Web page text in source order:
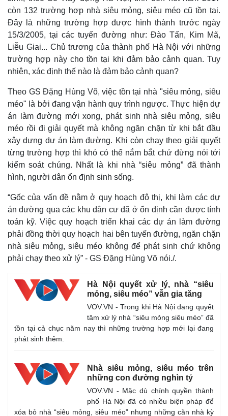
Chứng khoán
Giá cà phê
còn 132 trường hợp nhà siêu mỏng, siêu méo cũ tồn tại.
Đây là những trường hợp được hình thành trước ngày
15/3/2005, tại các tuyến đường như: Đào Tấn, Kim Mã,
Liễu Giai... Chủ trương của thành phố Hà Nội với những
trường hợp này cho tồn tại khi đảm bảo cảnh quan. Tuy
nhiên, xác định thế nào là đảm bảo cảnh quan?
Theo GS Đặng Hùng Võ, việc tồn tại nhà "siêu mỏng, siêu
méo" là bởi đang vận hành quy trình ngược. Thực hiện dự
án làm đường mới xong, phát sinh nhà siêu mỏng, siêu
méo rồi đi giải quyết mà không ngăn chặn từ khi bắt đầu
xây dựng dự án làm đường. Khi còn chạy theo giải quyết
từng trường hợp thì khó có thể nắm bắt chứ đừng nói tới
kiểm soát chúng. Nhất là khi nhà “siêu mỏng” đã thành
hình, người dân ổn định sinh sống.
“Gốc của vấn đề nằm ở quy hoạch đô thị, khi làm các dự
án đường qua các khu dân cư đã ở ổn định cần được tính
toán kỹ. Việc quy hoạch triển khai các dự án làm đường
phải đồng thời quy hoạch hai bên tuyến đường, ngăn chặn
nhà siêu mỏng, siêu méo không để phát sinh chứ không
phải chạy theo xử lý” - GS Đặng Hùng Võ nói./.
Hà Nội quyết xử lý, nhà “siêu
mỏng, siêu méo” vẫn gia tăng
VOV.VN - Trong khi Hà Nội đang quyết
tâm xử lý nhà “siêu mỏng siêu méo” đã
tồn tại cả chục năm nay thì những trường hợp mới lại đang
phát sinh thêm.
Nhà siêu mỏng, siêu méo trên
những con đường nghìn tỷ
VOV.VN - Mặc dù chính quyền thành
phố Hà Nội đã có nhiều biện pháp để
xóa bỏ nhà “siêu mỏng, siêu méo” nhưng những căn nhà kỳ